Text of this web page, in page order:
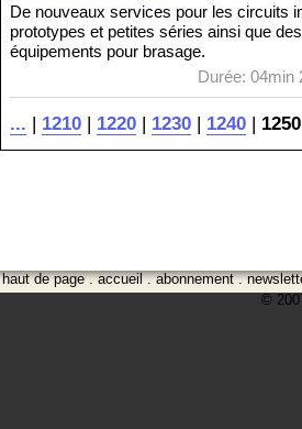
De nouveaux services pour les circuits
prototypes et petites séries ainsi que des
équipements pour brasage.
Durée: 04min
... | 1210 | 1220 | 1230 | 1240 | 1250
haut de page.accueil.abonnement.
©